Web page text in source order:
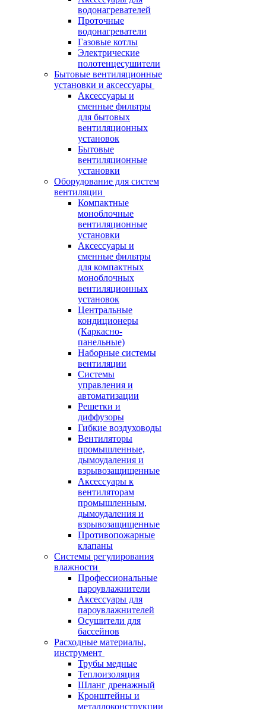
водонагревателей
Проточные
водонагреватели
Газовые котлы
Электрические
полотенцесушители
Бытовые вентиляционные
установки и аксессуары
Аксессуары и
сменные фильтры
для бытовых
вентиляционных
установок
Бытовые
вентиляционные
установки
Оборудование для систем
вентиляции
Компактные
моноблочные
вентиляционные
установки
Аксессуары и
сменные фильтры
для компактных
моноблочных
вентиляционных
установок
Центральные
кондиционеры
(Каркасно-
панельные)
Наборные системы
вентиляции
Системы
управления и
автоматизации
Решетки и
диффузоры
Гибкие воздуховоды
Вентиляторы
промышленные,
дымоудаления и
взрывозащищенные
Аксессуары к
вентиляторам
промышленным,
дымоудаления и
взрывозащищенные
Противопожарные
клапаны
Системы регулирования
влажности
Профессиональные
пароувлажнители
Аксессуары для
пароувлажнителей
Осушители для
бассейнов
Расходные материалы,
инструмент
Трубы медные
Теплоизоляция
Шланг дренажный
Кронштейны и
металлоконструкции